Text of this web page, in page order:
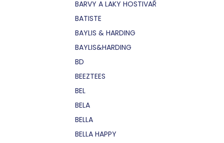
BARVY A LAKY HOSTIVAŘ
BATISTE
BAYLIS & HARDING
BAYLIS&HARDING
BD
BEEZTEES
BEL
BELA
BELLA
BELLA HAPPY